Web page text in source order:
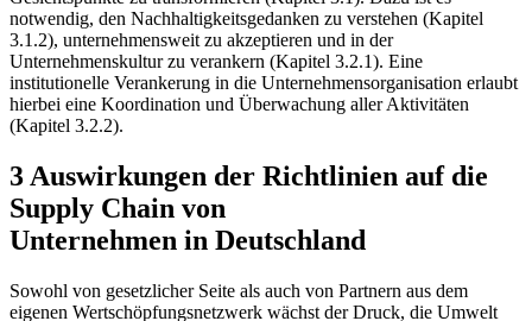
in der Supply Chain zu legen und sie hinsichtlich grüner
Gesichtspunkte zu transformieren (Kapitel 3.1). Dazu ist es
notwendig, den Nachhaltigkeitsgedanken zu verstehen (Kapitel
3.1.2), unternehmensweit zu akzeptieren und in der
Unternehmenskultur zu verankern (Kapitel 3.2.1). Eine
institutionelle Verankerung in die Unternehmensorganisation erlaubt
(Kapitel 3.2.2).
3 Auswirkungen der Richtlinien auf die
Supply Chain von
Unternehmen in Deutschland